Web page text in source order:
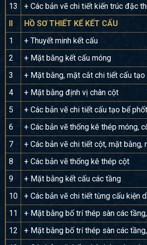
13
+ Các bản vẽ chi tiết kiến trúc đặc
HỒ SƠ THIẾT KẾ KẾT CẤU
1
+ Thuyết minh kết cấu
2
+ Mặt bằng kết cấu móng
3
+ Mặt bằng, mặt cắt chi tiết cấu tạo
4
+ Mặt bằng định vị chân cột
5
+ Các bản vẽ chi tiết cấu tạo bể
6
+ Các bản vẽ thống kê thép móng,
7
+ Các bản vẽ chi tiết cột, mặt
8
+ Các bản vẽ thống kê thép cột
9
+ Mặt bằng kết cấu các tầng
10
+ Các bản vẽ chi tiết từng cấu kiện
11
+ Mặt bằng bố trí thép sàn các
12
+ Mặt bằng bố trí thép sàn các